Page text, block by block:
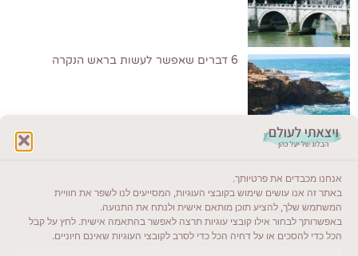
אנחנו מכבדים את פרטיותך.
באתר זה אנו עושים שימוש בקובצי העוגיות, המסייעים לנו לשפר את חוויית
המשתמש שלך, להציע תוכן מותאם אישית ולנתח את התנועה.
באפשרותך לבחור אילו קובצי עוגיות תרצה לאפשר בהתאמה אישית. לחץ על קבל
הכל כדי להסכים או על דחיה הכל כדי לסרב לקובצי העוגיות שאינם חיוניים.
6 דברים שאפשר לעשות בראש הנקרה
ייעדים מומלצים
מדריכים ועזרים